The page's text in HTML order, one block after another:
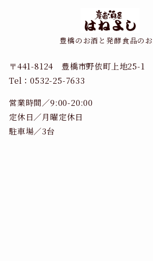
豊橋のお酒と発酵食品の
〒441-8124 豊橋市野依町上地25-1
Tel：0532-25-7633
営業時間／9:00-20:00
定休日／月曜定休日
駐車場／3台